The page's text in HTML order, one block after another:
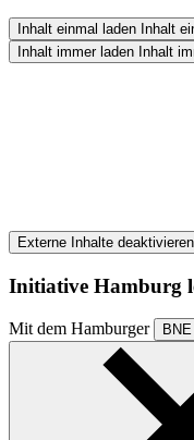
Inhalt einmal laden Inhalt
Inhalt immer laden Inhalt
Externe Inhalte deaktivieren
Initiative Hamburg
Mit dem Hamburger BNE